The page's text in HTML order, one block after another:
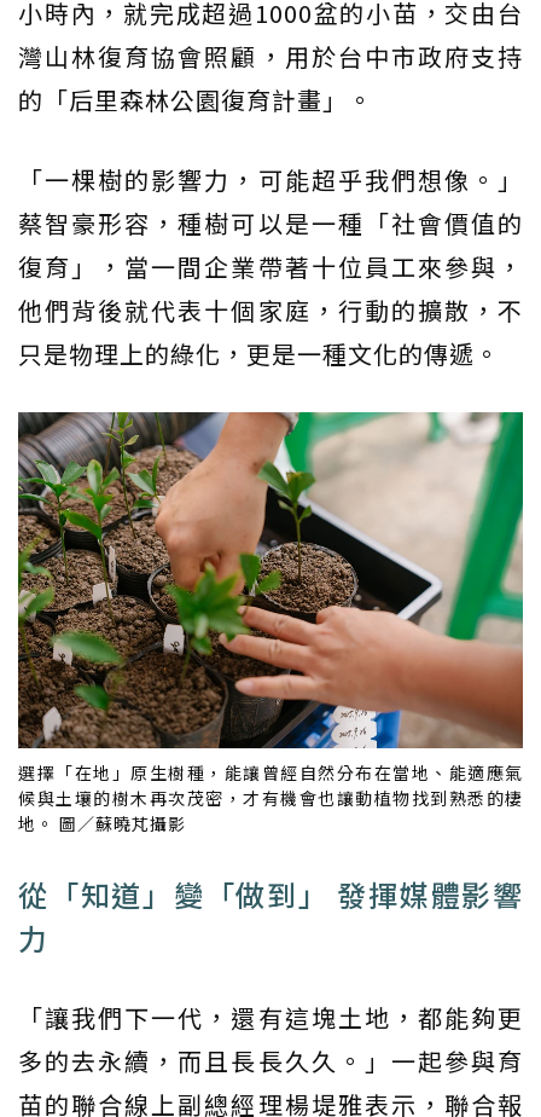
小時內，就完成超過1000盆的小苗，交由台
灣山林復育協會照顧，用於台中市政府支持
的「后里森林公園復育計畫」。
「一棵樹的影響力，可能超乎我們想像。」
蔡智豪形容，種樹可以是一種「社會價值的
復育」，當一間企業帶著十位員工來參與，
他們背後就代表十個家庭，行動的擴散，不
只是物理上的綠化，更是一種文化的傳遞。
選擇「在地」原生樹種，能讓曾經自然分布在當地、能適應氣
候與土壤的樹木再次茂密，才有機會也讓動植物找到熟悉的棲
地。 圖／蘇曉芃攝影
從「知道」變「做到」 發揮媒體影響
力
「讓我們下一代，還有這塊土地，都能夠更
多的去永續，而且長長久久。」一起參與育
苗的聯合線上副總經理楊堤雅表示，聯合報